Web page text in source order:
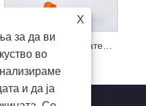
X
за да ви
во
и да ја